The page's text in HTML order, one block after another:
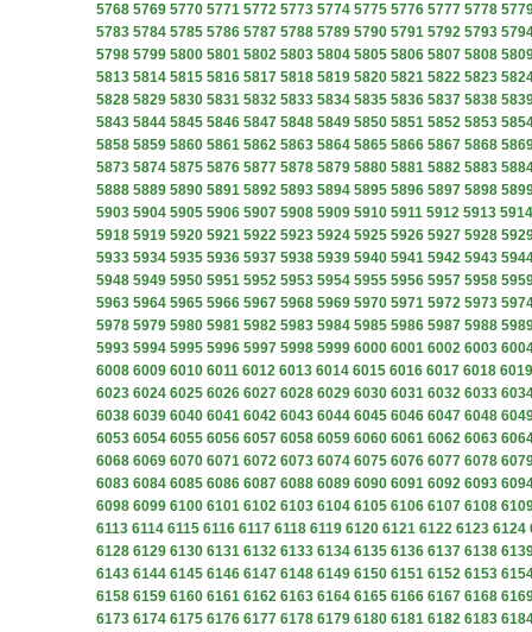
5768 5769 5770 5771 5772 5773 5774 5775 5776 5777 5778
5783 5784 5785 5786 5787 5788 5789 5790 5791 5792 5793
5798 5799 5800 5801 5802 5803 5804 5805 5806 5807 5808
5813 5814 5815 5816 5817 5818 5819 5820 5821 5822 5823
5828 5829 5830 5831 5832 5833 5834 5835 5836 5837 5838
5843 5844 5845 5846 5847 5848 5849 5850 5851 5852 5853
5858 5859 5860 5861 5862 5863 5864 5865 5866 5867 5868
5873 5874 5875 5876 5877 5878 5879 5880 5881 5882 5883
5888 5889 5890 5891 5892 5893 5894 5895 5896 5897 5898
5903 5904 5905 5906 5907 5908 5909 5910 5911 5912 5913 5914
5918 5919 5920 5921 5922 5923 5924 5925 5926 5927 5928
5933 5934 5935 5936 5937 5938 5939 5940 5941 5942 5943
5948 5949 5950 5951 5952 5953 5954 5955 5956 5957 5958
5963 5964 5965 5966 5967 5968 5969 5970 5971 5972 5973
5978 5979 5980 5981 5982 5983 5984 5985 5986 5987 5988
5993 5994 5995 5996 5997 5998 5999 6000 6001 6002 6003
6008 6009 6010 6011 6012 6013 6014 6015 6016 6017 6018 6019
6023 6024 6025 6026 6027 6028 6029 6030 6031 6032 6033
6038 6039 6040 6041 6042 6043 6044 6045 6046 6047 6048
6053 6054 6055 6056 6057 6058 6059 6060 6061 6062 6063
6068 6069 6070 6071 6072 6073 6074 6075 6076 6077 6078
6083 6084 6085 6086 6087 6088 6089 6090 6091 6092 6093
6098 6099 6100 6101 6102 6103 6104 6105 6106 6107 6108
6113 6114 6115 6116 6117 6118 6119 6120 6121 6122 6123 6124
6128 6129 6130 6131 6132 6133 6134 6135 6136 6137 6138
6143 6144 6145 6146 6147 6148 6149 6150 6151 6152 6153
6158 6159 6160 6161 6162 6163 6164 6165 6166 6167 6168
6173 6174 6175 6176 6177 6178 6179 6180 6181 6182 6183